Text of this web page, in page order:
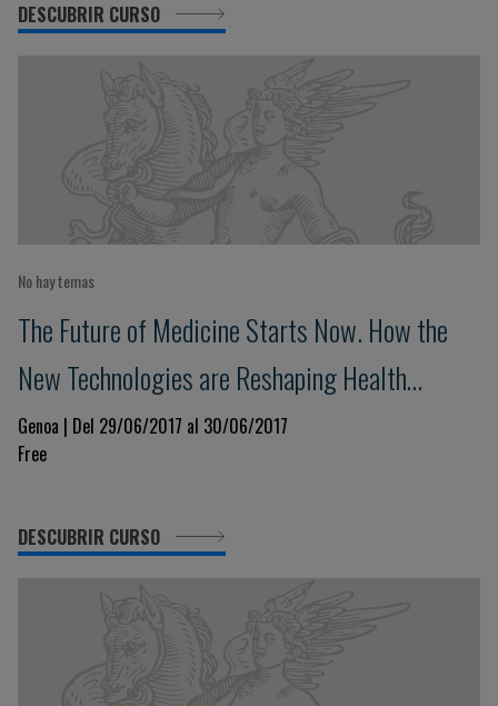
DESCUBRIR CURSO
No hay temas
The Future of Medicine Starts Now. How the
New Technologies are Reshaping Health
Science
Genoa | Del 29/06/2017 al 30/06/2017
Free
DESCUBRIR CURSO